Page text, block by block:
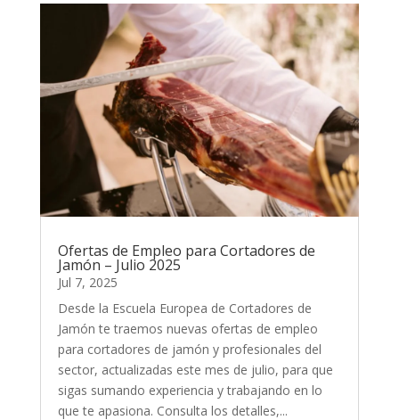
Ofertas de Empleo para Cortadores de
Jamón – Julio 2025
Jul 7, 2025
Desde la Escuela Europea de Cortadores de
Jamón te traemos nuevas ofertas de empleo
para cortadores de jamón y profesionales del
sector, actualizadas este mes de julio, para que
sigas sumando experiencia y trabajando en lo
que te apasiona. Consulta los detalles,...